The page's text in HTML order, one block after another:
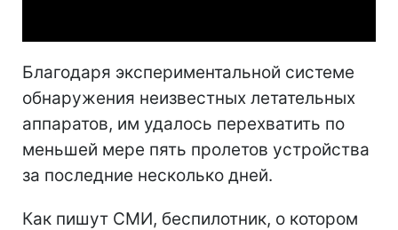
Благодаря экспериментальной системе
обнаружения неизвестных летательных
аппаратов, им удалось перехватить по
меньшей мере пять пролетов устройства
за последние несколько дней.
Как пишут СМИ, беспилотник, о котором